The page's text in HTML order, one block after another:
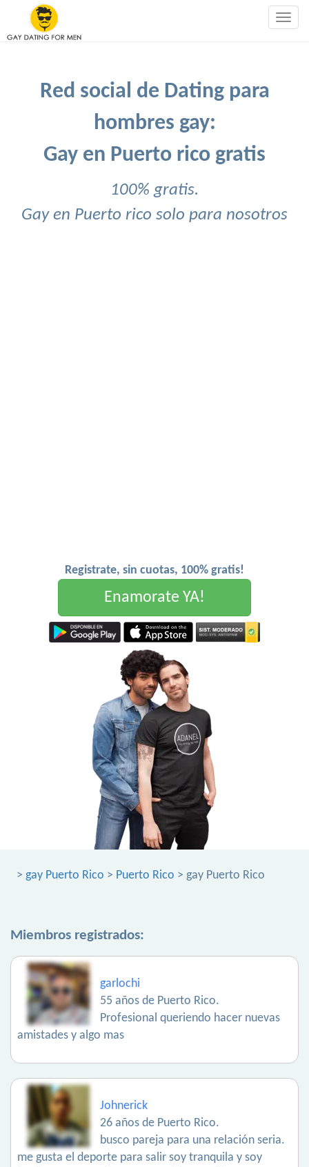
Red social de Dating para
hombres gay:
Gay en Puerto rico gratis
100% gratis.
Gay en Puerto rico solo para nosotros
Registrate, sin cuotas, 100% gratis!
Enamorate YA!
> gay Puerto Rico > Puerto Rico > gay Puerto Rico
Miembros registrados:
garlochi
55 años de Puerto Rico.
Profesional queriendo hacer nuevas
amistades y algo mas
Johnerick
26 años de Puerto Rico.
busco pareja para una relación seria.
me gusta el deporte para salir soy tranquila y soy